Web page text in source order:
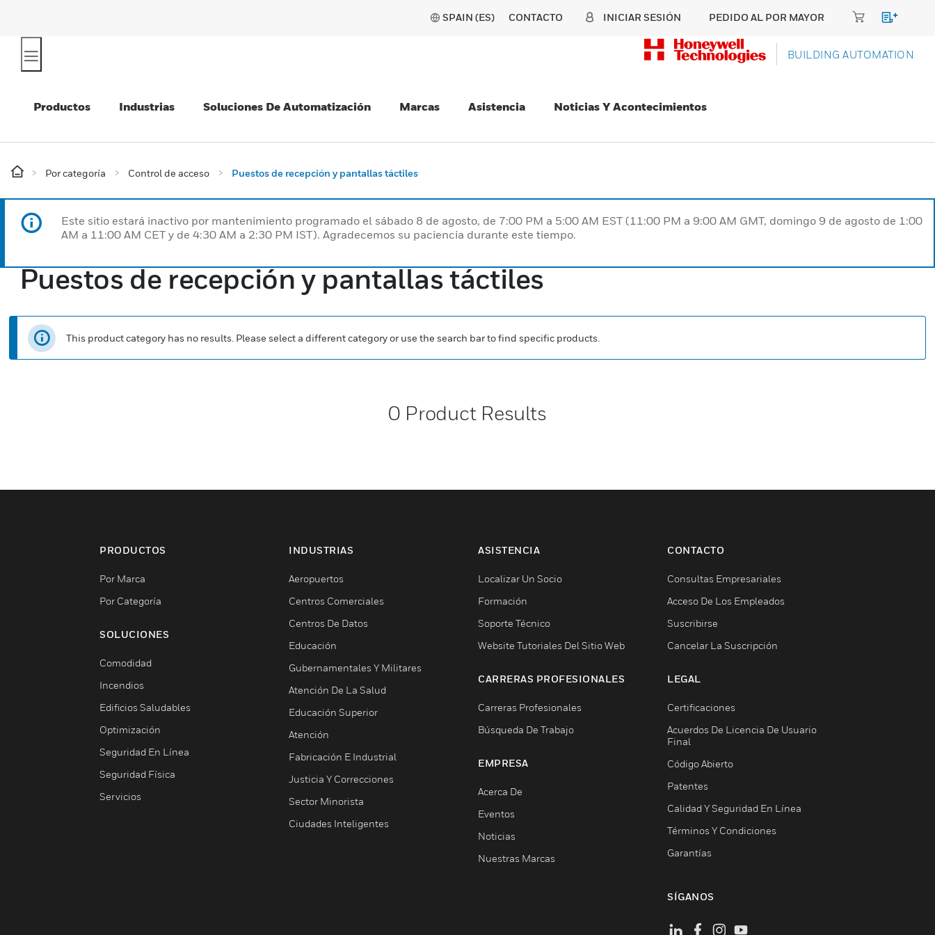
SPAIN (ES) CONTACTO INICIAR SESIÓN PEDIDO AL POR MAYOR
BUILDING AUTOMATION
Productos Industrias Soluciones De Automatización Marcas Asistencia Noticias Y Acontecimientos
Por categoría Control de acceso Puestos de recepción y pantallas táctiles
Este sitio estará inactivo por mantenimiento programado el sábado 8 de agosto, de 7:00 PM a 5:00 AM EST (11:00 PM a 9:00 AM GMT, domingo 9 de agosto de 1:00
AM a 11:00 AM CET y de 4:30 AM a 2:30 PM IST). Agradecemos su paciencia durante este tiempo.
Puestos de recepción y pantallas táctiles
This product category has no results. Please select a different category or use the search bar to find specific products.
0 Product Results
PRODUCTOS
Por Marca
Por Categoría
SOLUCIONES
Comodidad
Incendios
Edificios Saludables
Optimización
Seguridad En Línea
Seguridad Física
Servicios
INDUSTRIAS
Aeropuertos
Centros Comerciales
Centros De Datos
Educación
Gubernamentales Y Militares
Atención De La Salud
Educación Superior
Atención
Fabricación E Industrial
Justicia Y Correcciones
Sector Minorista
Ciudades Inteligentes
ASISTENCIA
Localizar Un Socio
Formación
Soporte Técnico
Website Tutoriales Del Sitio Web
CARRERAS PROFESIONALES
Carreras Profesionales
Búsqueda De Trabajo
EMPRESA
Acerca De
Eventos
Noticias
Nuestras Marcas
CONTACTO
Consultas Empresariales
Acceso De Los Empleados
Suscribirse
Cancelar La Suscripción
LEGAL
Certificaciones
Acuerdos De Licencia De Usuario
Final
Código Abierto
Patentes
Calidad Y Seguridad En Línea
Términos Y Condiciones
Garantías
SÍGANOS